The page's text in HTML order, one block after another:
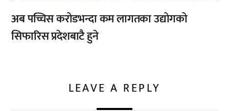
अब पच्चिस करोडभन्दा कम लागतका उद्योगको
सिफारिस प्रदेशबाटै हुने
LEAVE A REPLY